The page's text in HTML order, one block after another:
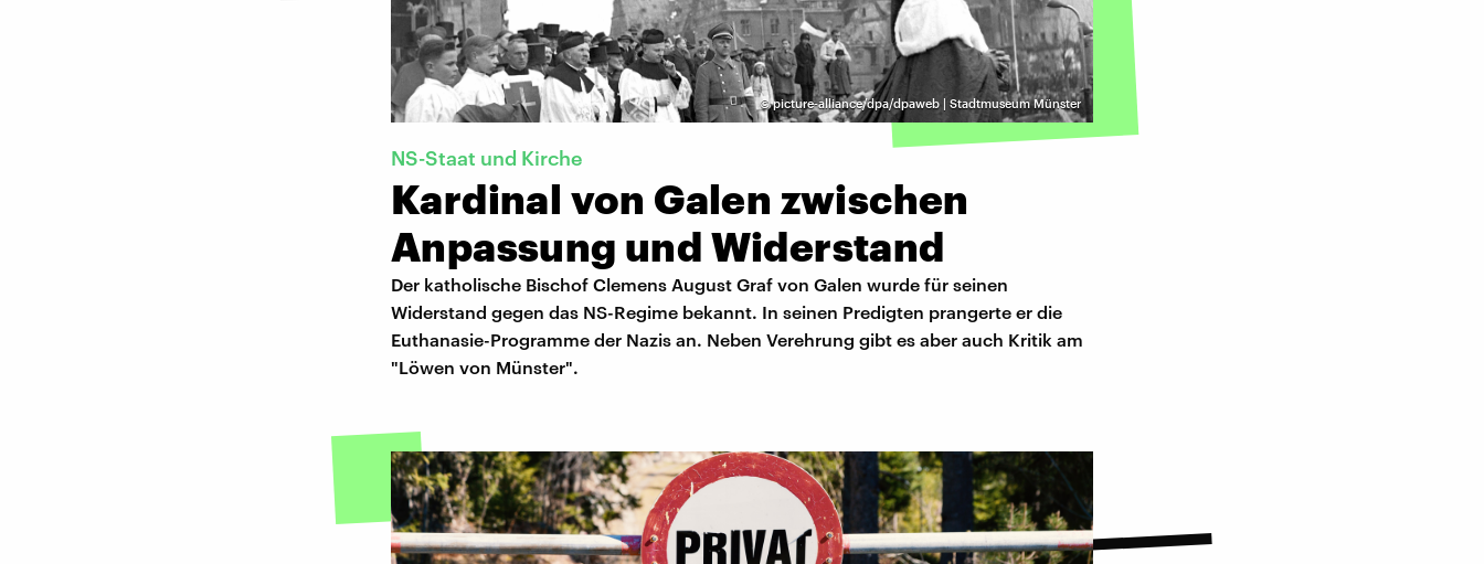
©picture-alliance/dpa/dpaweb | Stadtmuseum Münster
NS-Staat und Kirche
Kardinal von Galen zwischen
Anpassung und Widerstand
Der katholische Bischof Clemens August Graf von Galen wurde für seinen
Widerstand gegen das NS-Regime bekannt. In seinen Predigten prangerte er die
Euthanasie-Programme der Nazis an. Neben Verehrung gibt es aber auch Kritik am
"Löwen von Münster".